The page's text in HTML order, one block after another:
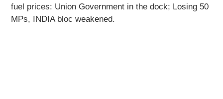
fuel prices: Union Government in the dock; Losing 50
MPs, INDIA bloc weakened.